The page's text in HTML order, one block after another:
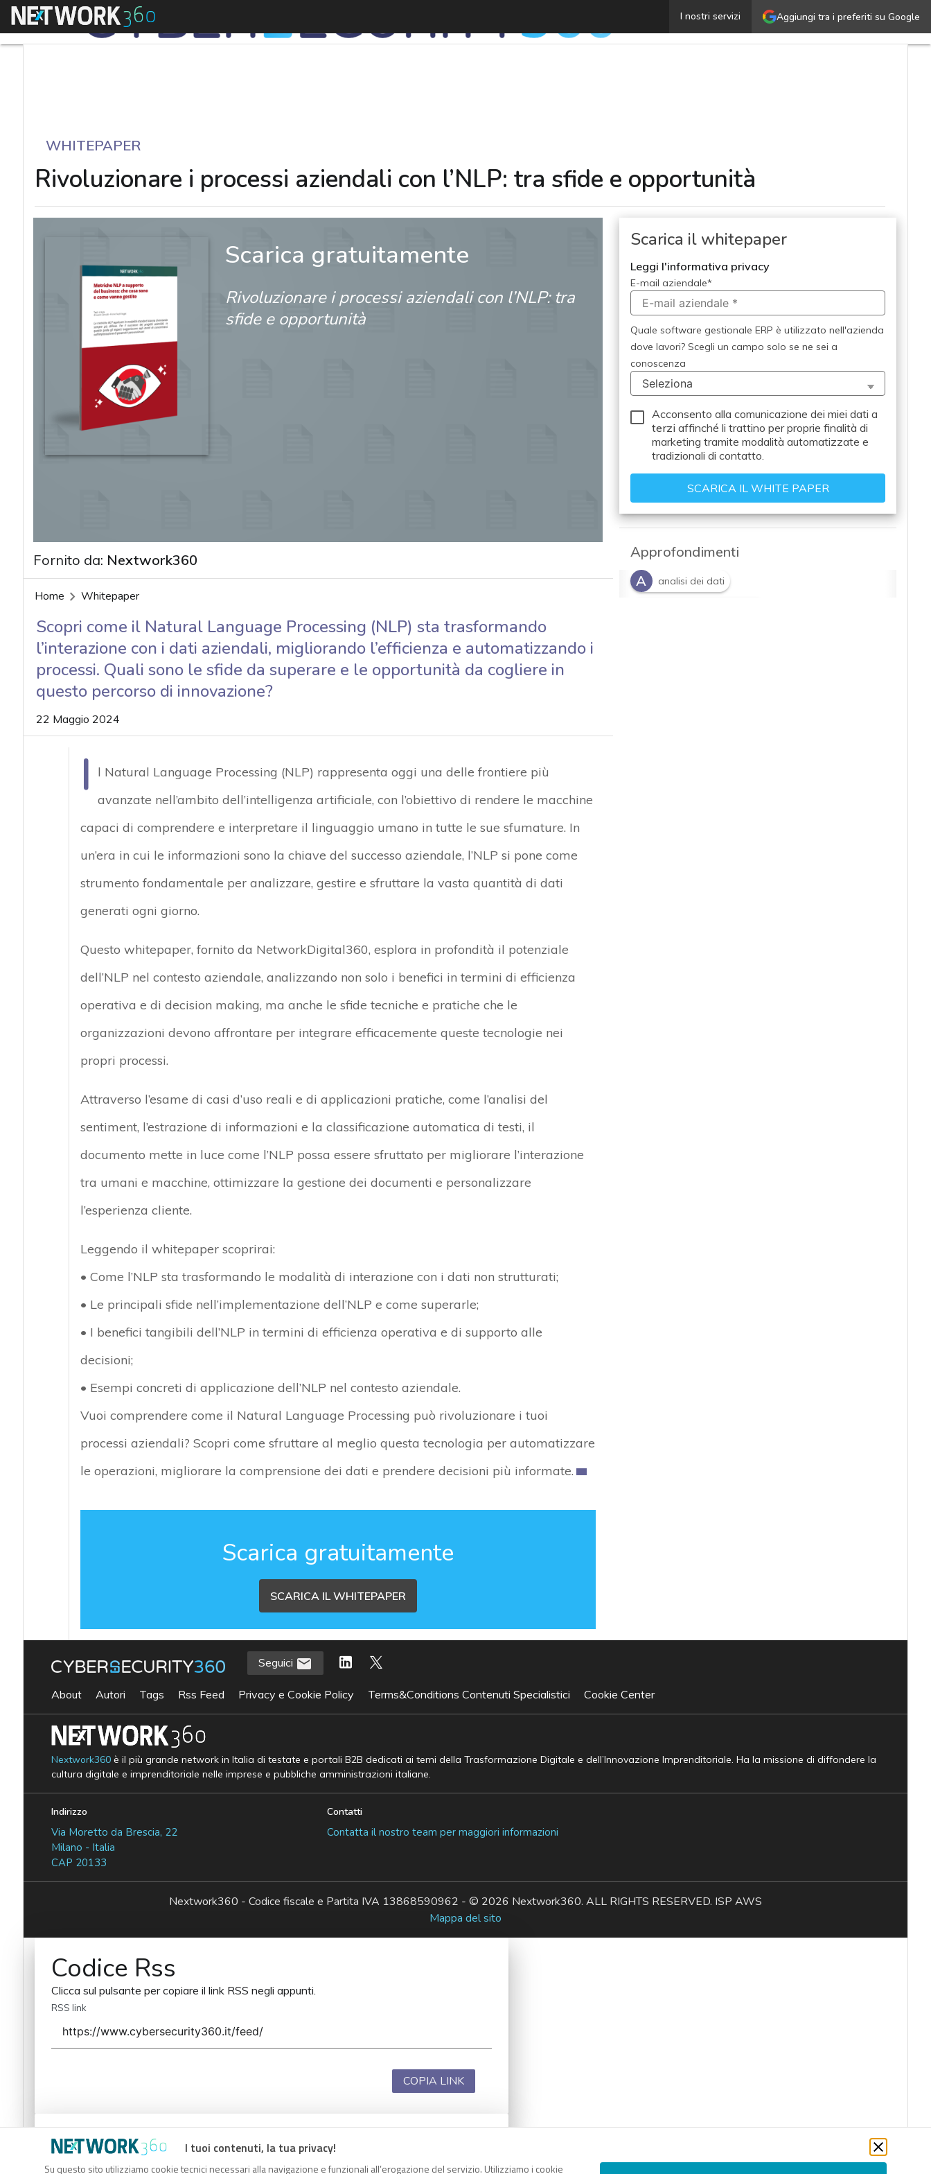
Aggiungi tra i preferiti su Google
I nostri servizi
Menu Rivoluzionare i processi aziendali con l’NLP: tra sfide e
WHITEPAPER
Rivoluzionare i processi aziendali con l’NLP: tra sfide e opportunità
Scarica gratuitamente
Rivoluzionare i processi aziendali con l’NLP: tra
sfide e opportunità
Fornito da: Nextwork360
Home Whitepaper
Scopri come il Natural Language Processing (NLP) sta trasformando
l’interazione con i dati aziendali, migliorando l’efficienza e automatizzando i
processi. Quali sono le sfide da superare e le opportunità da cogliere in
questo percorso di innovazione?
22 Maggio 2024
I
l Natural Language Processing (NLP) rappresenta oggi una delle frontiere più
avanzate nell’ambito dell’intelligenza artificiale, con l’obiettivo di rendere le macchine
capaci di comprendere e interpretare il linguaggio umano in tutte le sue sfumature. In
un’era in cui le informazioni sono la chiave del successo aziendale, l’NLP si pone come
strumento fondamentale per analizzare, gestire e sfruttare la vasta quantità di dati
generati ogni giorno.
Questo whitepaper, fornito da NetworkDigital360, esplora in profondità il potenziale
dell’NLP nel contesto aziendale, analizzando non solo i benefici in termini di efficienza
operativa e di decision making, ma anche le sfide tecniche e pratiche che le
organizzazioni devono affrontare per integrare efficacemente queste tecnologie nei
propri processi.
Attraverso l’esame di casi d’uso reali e di applicazioni pratiche, come l’analisi del
sentiment, l’estrazione di informazioni e la classificazione automatica di testi, il
documento mette in luce come l’NLP possa essere sfruttato per migliorare l’interazione
tra umani e macchine, ottimizzare la gestione dei documenti e personalizzare
l’esperienza cliente.
Leggendo il whitepaper scoprirai:
• Come l’NLP sta trasformando le modalità di interazione con i dati non strutturati;
• Le principali sfide nell’implementazione dell’NLP e come superarle;
• I benefici tangibili dell’NLP in termini di efficienza operativa e di supporto alle
decisioni;
• Esempi concreti di applicazione dell’NLP nel contesto aziendale.
Vuoi comprendere come il Natural Language Processing può rivoluzionare i tuoi
processi aziendali? Scopri come sfruttare al meglio questa tecnologia per automatizzare
le operazioni, migliorare la comprensione dei dati e prendere decisioni più informate.
Scarica gratuitamente
SCARICA IL WHITEPAPER
Scarica il whitepaper
Leggi l'informativa privacy
E-mail aziendale*
Quale software gestionale ERP è utilizzato nell'azienda
dove lavori? Scegli un campo solo se ne sei a
conoscenza
Acconsento alla comunicazione dei miei dati a
terzi affinché li trattino per proprie finalità di
marketing tramite modalità automatizzate e
tradizionali di contatto.
Approfondimenti
A
analisi dei dati
I tuoi contenuti, la tua privacy!
Su questo sito utilizziamo cookie tecnici necessari alla navigazione e funzionali all’erogazione del servizio. Utilizziamo i cookie
Seguici
About Autori Tags Rss Feed Privacy e Cookie Policy Terms&Conditions Contenuti Specialistici Cookie Center
Nextwork360è il più grande network in Italia di testate e portali B2B dedicati ai temi della Trasformazione Digitale e dell’Innovazione Imprenditoriale. Ha la missione di diffondere la
cultura digitale e imprenditoriale nelle imprese e pubbliche amministrazioni italiane.
Indirizzo
Via Moretto da Brescia, 22
Milano - Italia
CAP 20133
Contatti
Contatta il nostro team per maggiori informazioni
Nextwork360 - Codice fiscale e Partita IVA 13868590962 - © 2026 Nextwork360. ALL RIGHTS RESERVED. ISP AWS
Mappa del sito
Codice Rss
Clicca sul pulsante per copiare il link RSS negli appunti.
RSS link
COPIA LINK
Codice Rss
Clicca sul pulsante per copiare il link RSS negli appunti.